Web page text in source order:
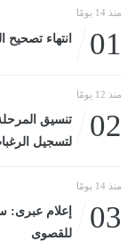
منذ 14 يومًا
01 انتهاء تصحيح
منذ 12 يومًا
02
لتسجيل
منذ 14 يومًا
03
إعلام عبرى:
للقصوى